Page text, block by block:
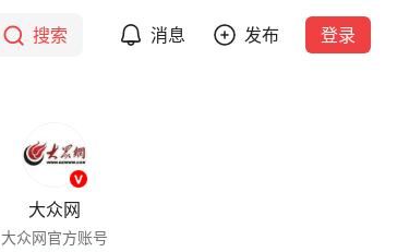
搜索 消息 发布 登录
大众网
大众网官方账号